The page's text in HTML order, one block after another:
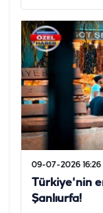
09-07-2026 16:26
Türkiye'nin
Şanlıurfa!